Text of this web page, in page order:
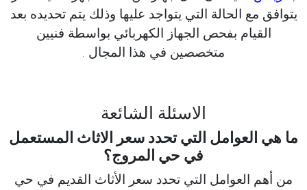
يتوافق مع الحالة التي يتواجد عليها وذلك يتم تحديده بعد
القيام بفحص الجهاز الكهربائي بواسطة فنيين
متخصصين في هذا المجال .
الاسئلة الشائعة
ما هي العوامل التي تحدد سعر الاثاث المستعمل
في حي المروج؟
من أهم العوامل التي تحدد سعر الأثاث القديم في حي